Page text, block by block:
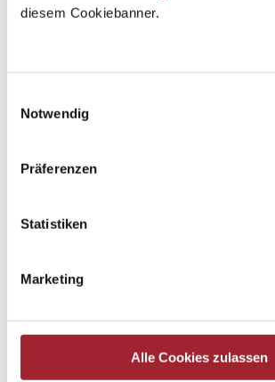
diesem Cookiebanner.
Notwendig
Präferenzen
Statistiken
Marketing
Alle Cookies zulassen